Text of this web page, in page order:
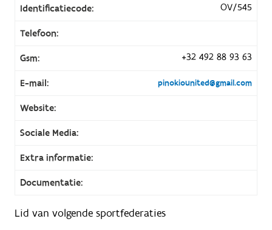
Identificatiecode: OV/545
Telefoon:
Gsm: +32 492 88 93 63
E-mail: pinokiounited@gmail.com
Website:
Sociale Media:
Extra informatie:
Documentatie:
Lid van volgende sportfederaties